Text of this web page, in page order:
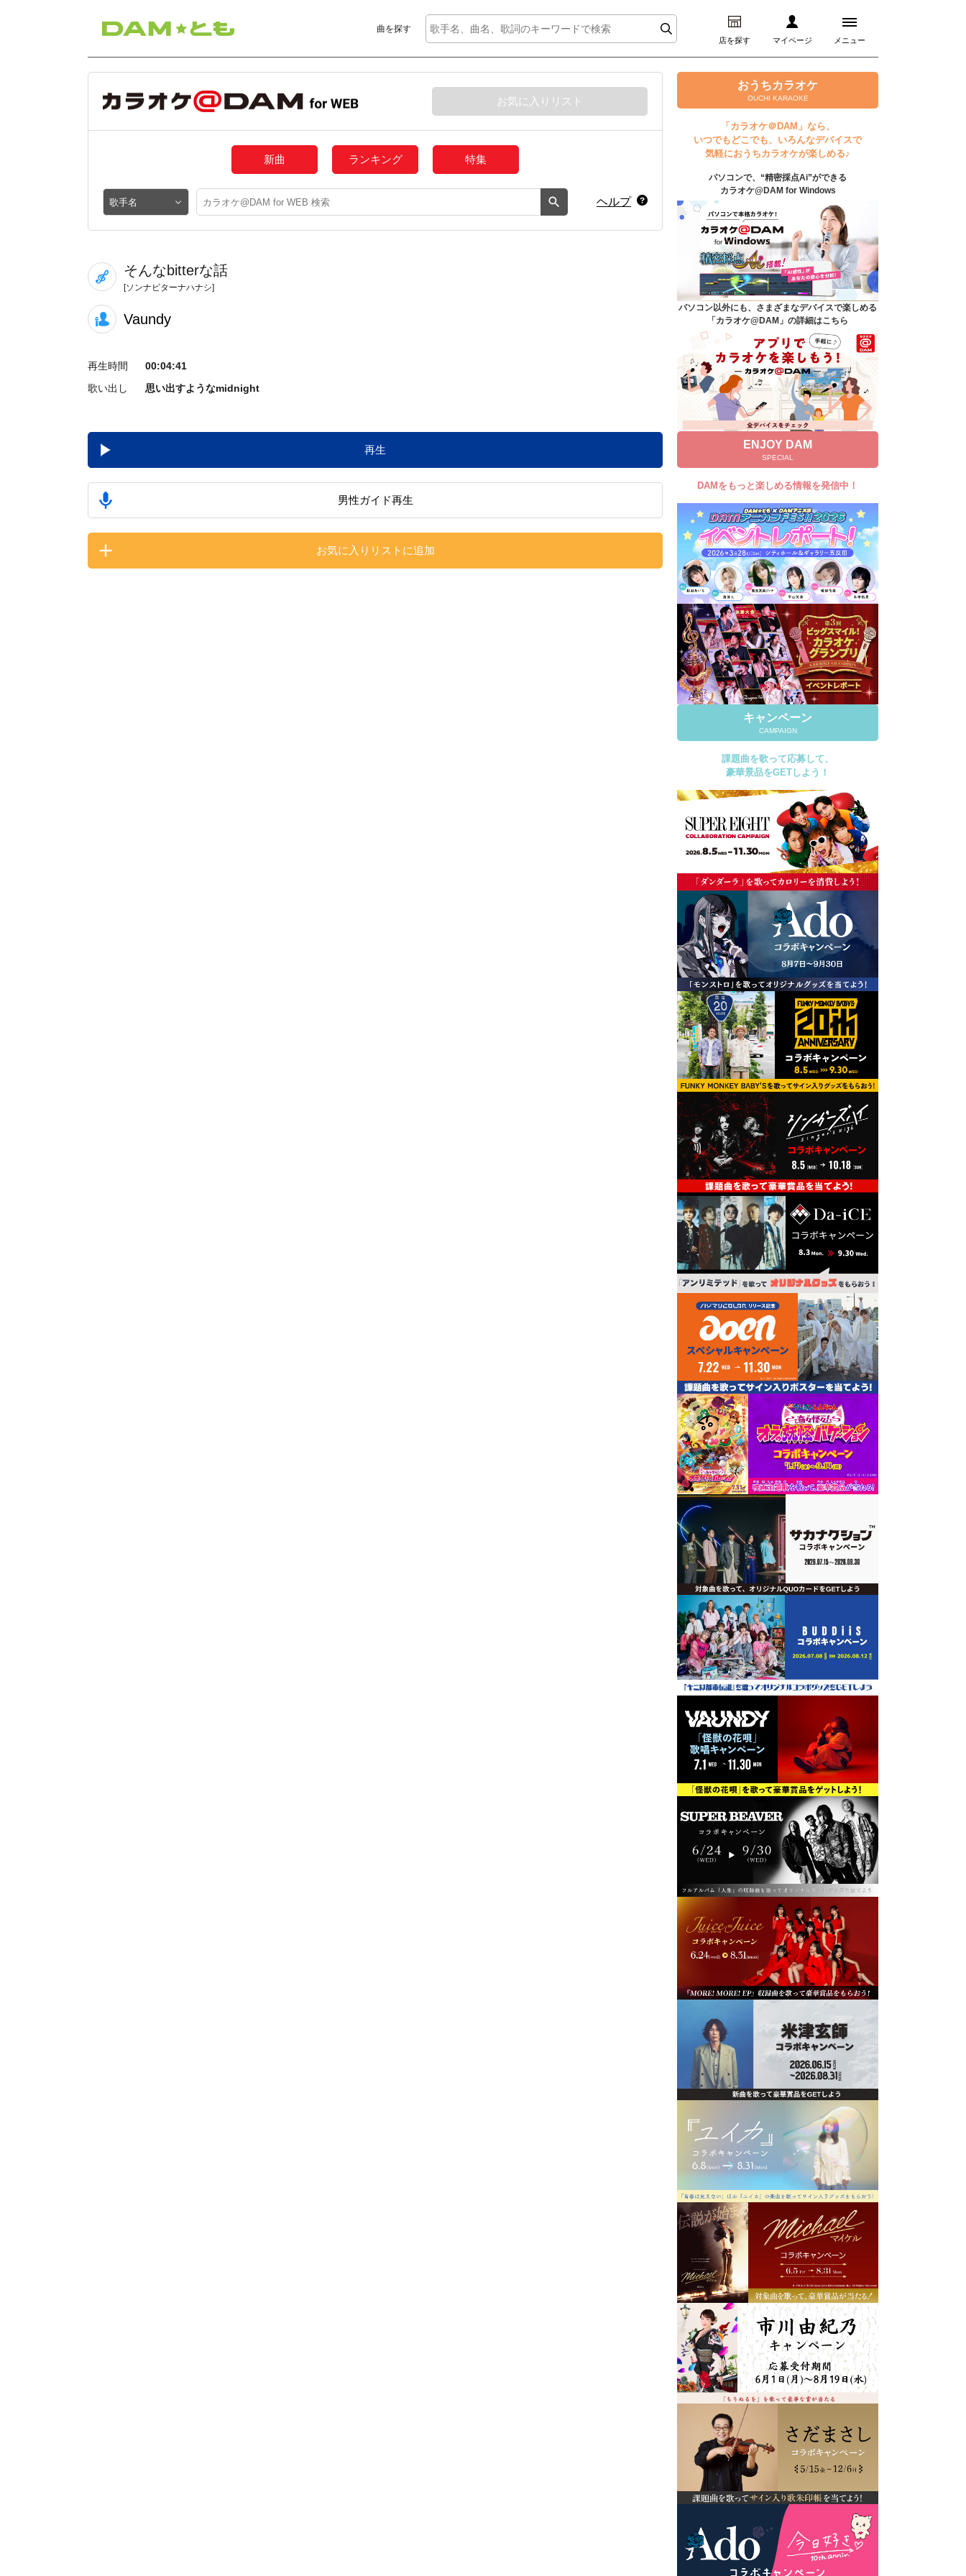
曲を探す
店を探す マイページ メニュー
ログイン
マイページ
プレミアムサービス
DAM★とも動画
DAM★とも録音
カラオケ＠DAM
ユーザー検索
キャンペーン
よくあるご質問
DAMの新曲・ランキングなど
カラオケ最新情報をチェック！
自宅でカラオケ歌い放題！
家族や友達と一緒に！練習にも！
お気に入りリスト
新曲 ランキング 特集
ヘルプ
そんなbitterな話
[ソンナビターナハナシ]
Vaundy
再生時間
00:04:41
歌い出し
思い出すようなmidnight
再生
男性ガイド再生
お気に入りリストに追加
おうちカラオケ
OUCHI KARAOKE
「カラオケ＠DAM」なら、
いつでもどこでも、いろんなデバイスで
気軽におうちカラオケが楽しめる♪
パソコンで、“精密採点Ai”ができる
カラオケ@DAM for Windows
パソコン以外にも、さまざまなデバイスで楽しめる
「カラオケ@DAM」の詳細はこちら
ENJOY DAM
SPECIAL
DAMをもっと楽しめる情報を発信中！
キャンペーン
CAMPAIGN
課題曲を歌って応募して、
豪華景品をGETしよう！